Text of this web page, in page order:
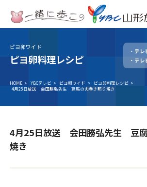
テレビ
TV
ラジオ
Radio
ピヨ卵ワイド
ピヨ卵料理レシピ
テレ
テレ
HOME > YBCテレビ > ピヨ卵ワイド > ピヨ卵料理レシピ >
4月25日放送 会田勝弘先生 豆腐の肉巻き照り焼き
4月25日放送 会田勝弘先生 豆腐
焼き